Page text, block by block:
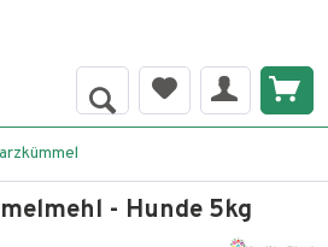
- Hunde 5kg